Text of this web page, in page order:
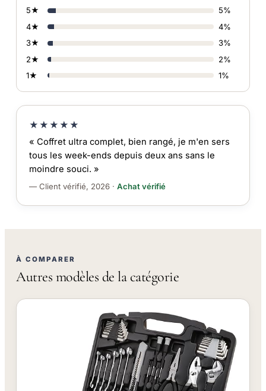
5★
5%
4★
4%
3★
3%
2★
2%
1★
1%
★★★★★
« Coffret ultra complet, bien rangé, je m'en sers
tous les week-ends depuis deux ans sans le
moindre souci. »
— Client vérifié, 2026 · Achat vérifié
À COMPARER
Autres modèles de la catégorie